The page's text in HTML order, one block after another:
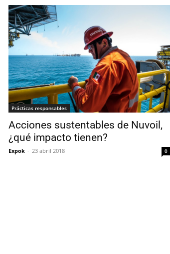
Prácticas responsables
Acciones sustentables de Nuvoil,
¿qué impacto tienen?
Expok - 23 abril 2018 0